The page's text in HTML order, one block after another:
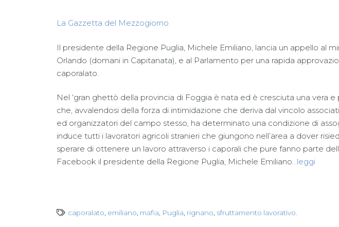
La Gazzetta del Mezzogiorno
Il presidente della Regione Puglia, Michele Emiliano, lancia un appello al
Orlando (domani in Capitanata), e al Parlamento per una rapida
caporalato.
Nel ‘gran ghettò della provincia di Foggia è nata ed è cresciuta una vera
che, avvalendosi della forza di intimidazione che deriva dal vincolo
ed organizzatori del campo stesso, ha determinato una condizione di
induce tutti i lavoratori agricoli stranieri che giungono nell’area a dover
sperare di ottenere un lavoro attraverso i caporali che pure fanno parte
Facebook il presidente della Regione Puglia, Michele Emiliano…leggi
caporalato emiliano mafia Puglia rignano sfruttamento lavorativo.